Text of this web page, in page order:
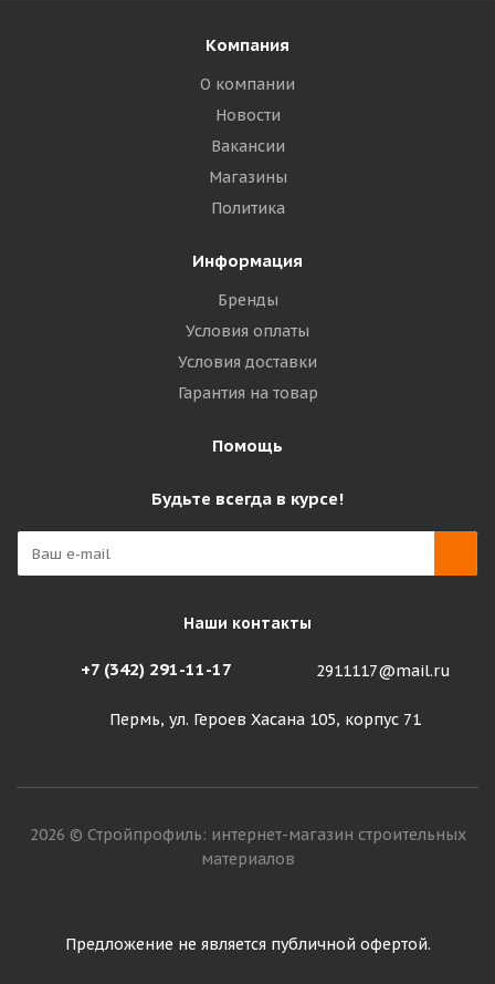
Компания
О компании
Новости
Вакансии
Магазины
Политика
Информация
Бренды
Условия оплаты
Условия доставки
Гарантия на товар
Помощь
Будьте всегда в курсе!
Наши контакты
+7 (342) 291-11-17 2911117@mail.ru
Пермь, ул. Героев Хасана 105, корпус 71
2026 © Стройпрофиль: интернет-магазин строительных
материалов
Предложение не является публичной офертой.